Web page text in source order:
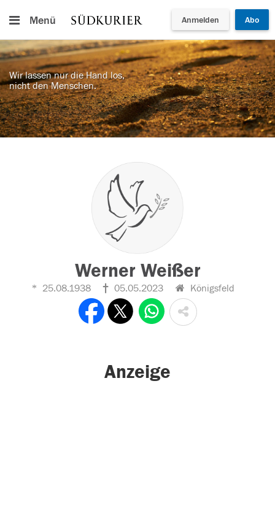
Menü Anmelden Abo
Wir lassen nur die Hand los,
nicht den Menschen.
Werner Weißer
25.08.1938 05.05.2023 Königsfeld
Anzeige